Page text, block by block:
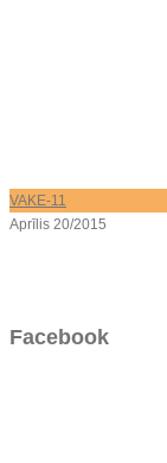
VAKE-11
Aprīlis 20/2015
Facebook